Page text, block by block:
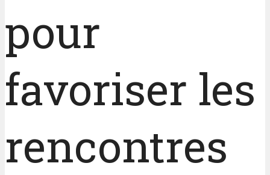
pour
favoriser les
rencontres